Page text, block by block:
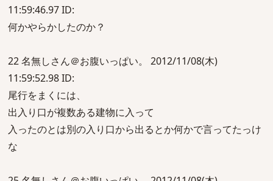
11:59:46.97 ID:
何かやらかしたのか？
22 名無しさん＠お腹いっぱい。 2012/11/08(木)
11:59:52.98 ID:
尾行をまくには、
出入り口が複数ある建物に入って
入ったのとは別の入り口から出るとか何かで言ってたっけ
な